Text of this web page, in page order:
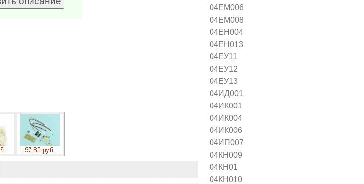
04ЕМ006
04ЕМ008
04ЕН004
04ЕН013
04ЕУ11
04ЕУ12
04ЕУ13
04ИД001
04ИК001
04ИК004
04ИК006
04ИП007
04КН009
04КН01
04КН010